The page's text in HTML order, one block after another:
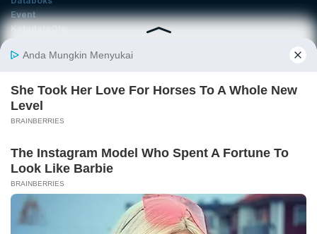
Event
KatadataOto
Email
Daftar
Tentang Katadata
Disclaimer
Hubungi Kami
©2026 Katadata. Hak cipta dilindungi Undang-undang.